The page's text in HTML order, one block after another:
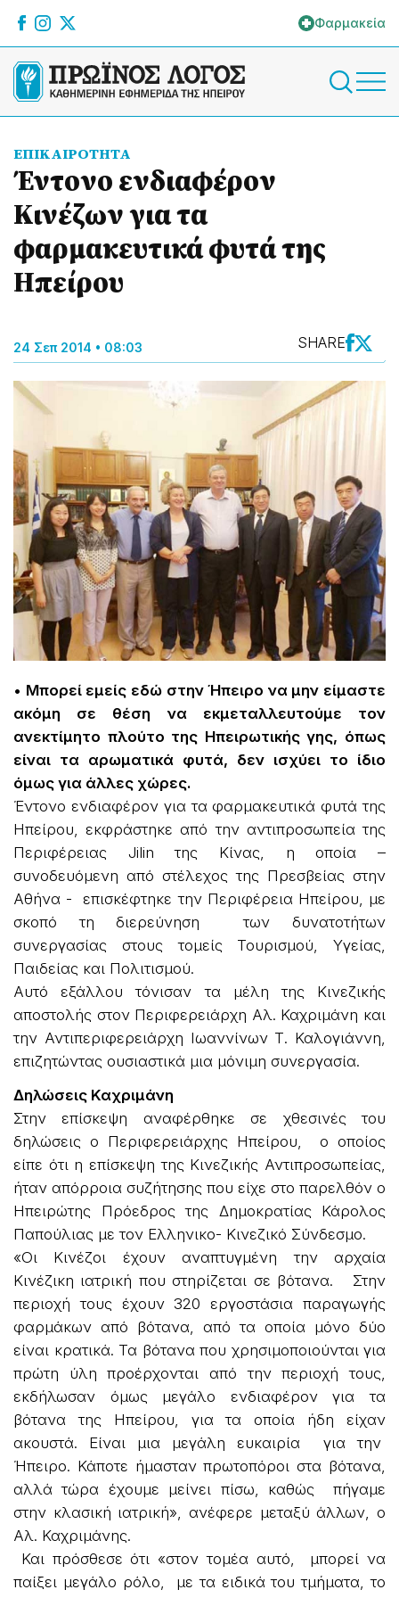
Φαρμακεία
ΕΠΙΚΑΙΡΟΤΗΤΑ
Έντονο ενδιαφέρον
Κινέζων για τα
φαρμακευτικά φυτά της
Ηπείρου
24 Σεπ 2014 • 08:03 SHARE
• Μπορεί εμείς εδώ στην Ήπειρο να μην είμαστε
ακόμη σε θέση να εκμεταλλευτούμε τον
ανεκτίμητο πλούτο της Ηπειρωτικής γης, όπως
είναι τα αρωματικά φυτά, δεν ισχύει το ίδιο
όμως για άλλες χώρες.
Έντονο ενδιαφέρον για τα φαρμακευτικά φυτά της
Ηπείρου, εκφράστηκε από την αντιπροσωπεία της
Περιφέρειας Jilin της Κίνας, η οποία –
συνοδευόμενη από στέλεχος της Πρεσβείας στην
Αθήνα - επισκέφτηκε την Περιφέρεια Ηπείρου, με
σκοπό τη διερεύνηση των δυνατοτήτων
συνεργασίας στους τομείς Τουρισμού, Υγείας,
Παιδείας και Πολιτισμού.
Αυτό εξάλλου τόνισαν τα μέλη της Κινεζικής
αποστολής στον Περιφερειάρχη Αλ. Καχριμάνη και
την Αντιπεριφερειάρχη Ιωαννίνων Τ. Καλογιάννη,
επιζητώντας ουσιαστικά μια μόνιμη συνεργασία.
Δηλώσεις Καχριμάνη
Στην επίσκεψη αναφέρθηκε σε χθεσινές του
δηλώσεις ο Περιφερειάρχης Ηπείρου, ο οποίος
είπε ότι η επίσκεψη της Κινεζικής Αντιπροσωπείας,
ήταν απόρροια συζήτησης που είχε στο παρελθόν ο
Ηπειρώτης Πρόεδρος της Δημοκρατίας Κάρολος
Παπούλιας με τον Ελληνικο- Κινεζικό Σύνδεσμο.
«Οι Κινέζοι έχουν αναπτυγμένη την αρχαία
Κινέζικη ιατρική που στηρίζεται σε βότανα. Στην
περιοχή τους έχουν 320 εργοστάσια παραγωγής
φαρμάκων από βότανα, από τα οποία μόνο δύο
είναι κρατικά. Τα βότανα που χρησιμοποιούνται για
πρώτη ύλη προέρχονται από την περιοχή τους,
εκδήλωσαν όμως μεγάλο ενδιαφέρον για τα
βότανα της Ηπείρου, για τα οποία ήδη είχαν
ακουστά. Είναι μια μεγάλη ευκαιρία για την
Ήπειρο. Κάποτε ήμασταν πρωτοπόροι στα βότανα,
αλλά τώρα έχουμε μείνει πίσω, καθώς πήγαμε
στην κλασική ιατρική», ανέφερε μεταξύ άλλων, ο
Αλ. Καχριμάνης.
Και πρόσθεσε ότι «στον τομέα αυτό, μπορεί να
παίξει μεγάλο ρόλο, με τα ειδικά του τμήματα, το